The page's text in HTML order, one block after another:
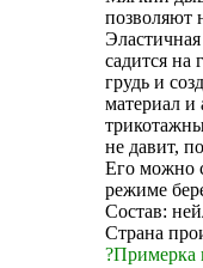
позволяют
садится на
грудь и
материал и
не давит,
Его можно
режиме
Состав:
Страна
?Примерка